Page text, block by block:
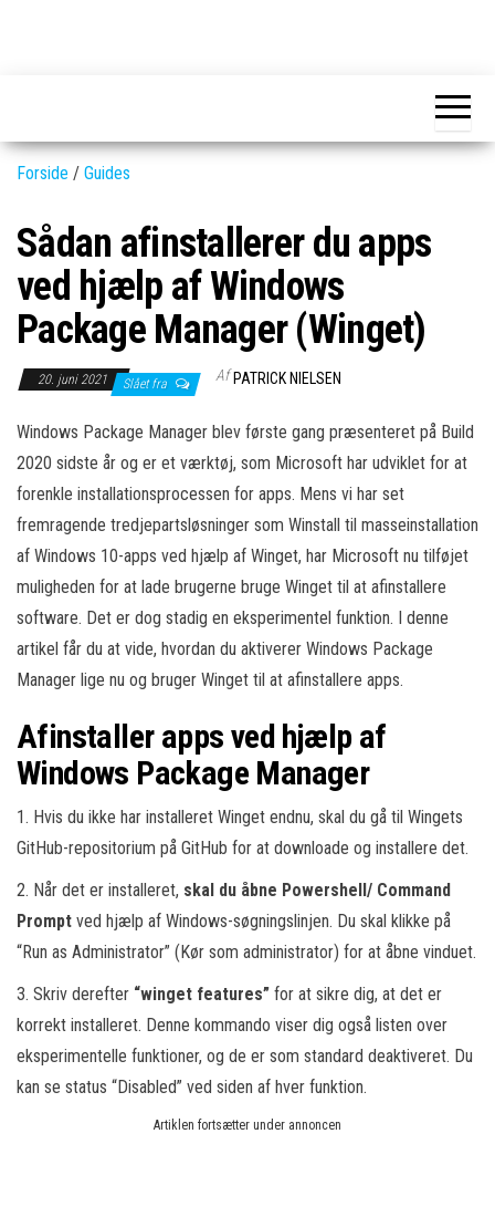
nyeste
Forside / Guides
Sådan afinstallerer du apps
ved hjælp af Windows
Package Manager (Winget)
20. juni 2021 Slået fra Af PATRICK NIELSEN
Windows Package Manager blev første gang præsenteret på Build
2020 sidste år og er et værktøj, som Microsoft har udviklet for at
forenkle installationsprocessen for apps. Mens vi har set
fremragende tredjepartsløsninger som Winstall til masseinstallation
af Windows 10-apps ved hjælp af Winget, har Microsoft nu tilføjet
muligheden for at lade brugerne bruge Winget til at afinstallere
software. Det er dog stadig en eksperimentel funktion. I denne
artikel får du at vide, hvordan du aktiverer Windows Package
Manager lige nu og bruger Winget til at afinstallere apps.
Afinstaller apps ved hjælp af
Windows Package Manager
1. Hvis du ikke har installeret Winget endnu, skal du gå til Wingets
GitHub-repositorium på GitHub for at downloade og installere det.
2. Når det er installeret, skal du åbne Powershell/ Command
Prompt ved hjælp af Windows-søgningslinjen. Du skal klikke på
“Run as Administrator” (Kør som administrator) for at åbne vinduet.
3. Skriv derefter “winget features” for at sikre dig, at det er
korrekt installeret. Denne kommando viser dig også listen over
eksperimentelle funktioner, og de er som standard deaktiveret. Du
kan se status “Disabled” ved siden af hver funktion.
Artiklen fortsætter under annoncen